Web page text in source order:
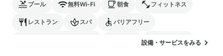
プール 無料Wi-Fi 朝食 フィットネス
レストラン スパ バリアフリー
ランドリー
設備・サービスをみる